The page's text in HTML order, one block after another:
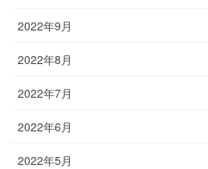
2022年9月
2022年8月
2022年7月
2022年6月
2022年5月